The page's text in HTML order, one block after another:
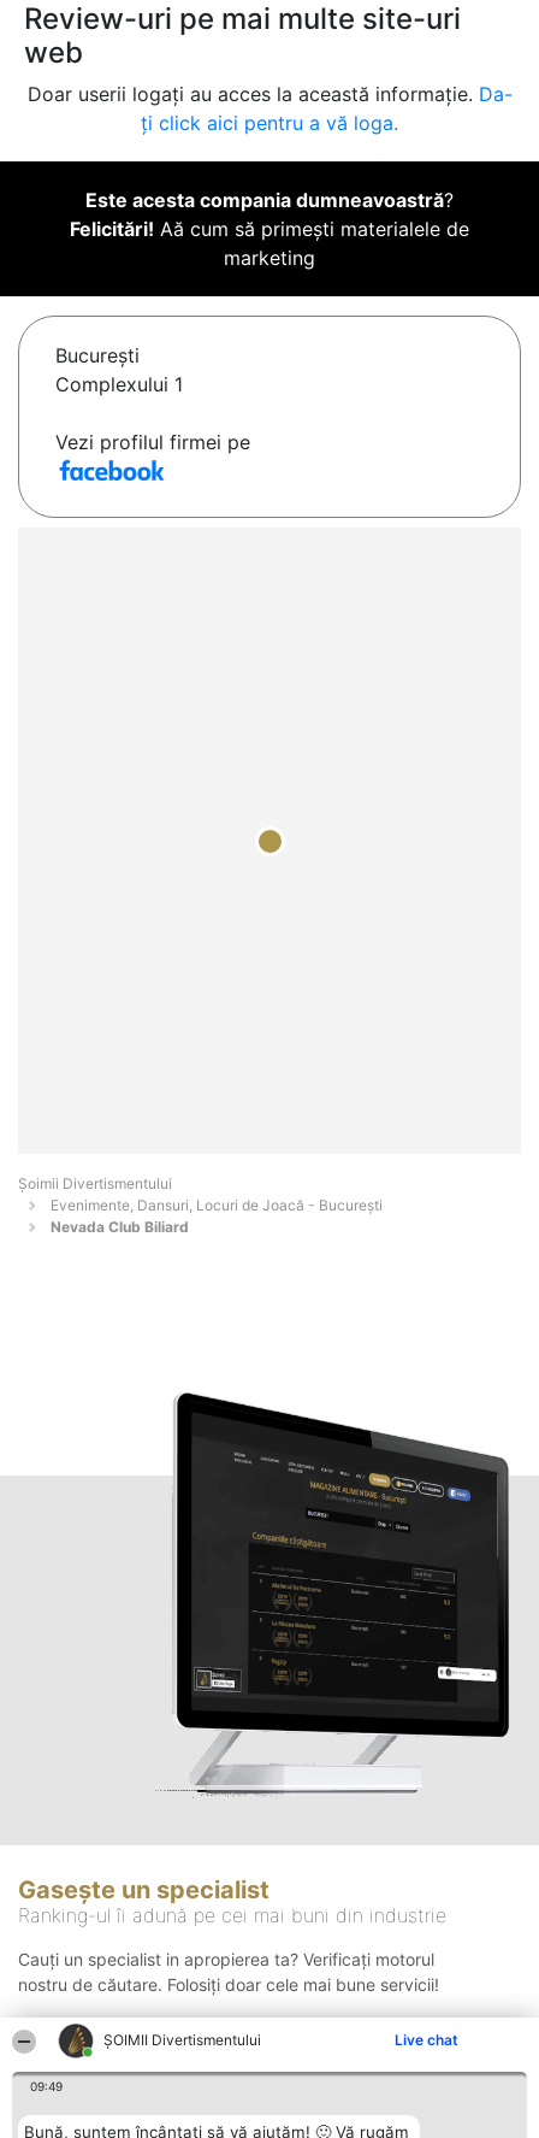
ŞOIMII Divertismentului Live chat
09:49
Bună, suntem încântați să vă ajutăm! 🙂 Vă rugăm
Review-uri pe mai multe site-uri
web
Doar userii logați au acces la această informație. Da-
ți click aici pentru a vă loga.
Este acesta compania dumneavoastră?
Felicitări! Aă cum să primești materialele de
marketing
Bucureşti
Complexului 1
Vezi profilul firmei pe
Şoimii Divertismentului
Evenimente, Dansuri, Locuri de Joacă - Bucureşti
Nevada Club Biliard
Gasește un specialist
Ranking-ul îi adună pe cei mai buni din industrie
Cauți un specialist in apropierea ta? Verificați motorul
nostru de căutare. Folosiți doar cele mai bune servicii!